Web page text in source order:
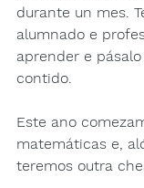
durante un mes.
alumnado e
aprender e
contido.
Este ano
matemáticas e,
teremos outra